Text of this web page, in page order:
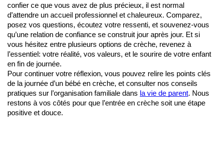
confier ce que vous avez de plus précieux, il est normal
d’attendre un accueil professionnel et chaleureux. Comparez,
posez vos questions, écoutez votre ressenti, et souvenez-vous
qu’une relation de confiance se construit jour après jour. Et si
vous hésitez entre plusieurs options de crèche, revenez à
l’essentiel: votre réalité, vos valeurs, et le sourire de votre enfant
en fin de journée.
Pour continuer votre réflexion, vous pouvez relire les points clés
de la journée d’un bébé en crèche, et consulter nos conseils
pratiques sur l’organisation familiale dans la vie de parent. Nous
restons à vos côtés pour que l’entrée en crèche soit une étape
positive et douce.